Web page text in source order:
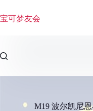
过
宝可梦友会
M19 波尔凯尼